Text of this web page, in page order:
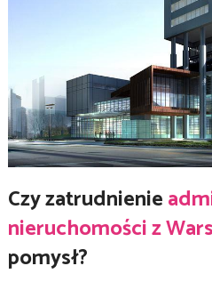
Czy zatrudnienie
nieruchomości z
pomysł?